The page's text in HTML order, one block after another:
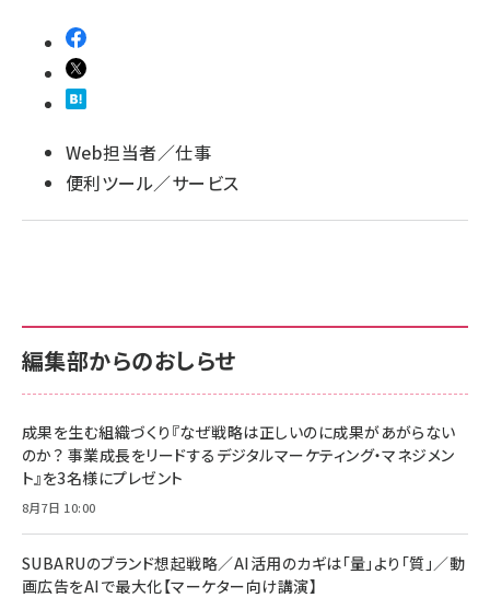
Web担当者／仕事
便利ツール／サービス
編集部からのおしらせ
成果を生む組織づくり『なぜ戦略は正しいのに成果があがらない
のか？ 事業成長をリードするデジタルマーケティング・マネジメン
ト』を3名様にプレゼント
8月7日 10:00
SUBARUのブランド想起戦略／AI活用のカギは「量」より「質」／動
画広告をAIで最大化【マーケター向け講演】